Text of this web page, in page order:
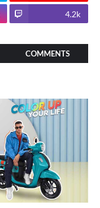
4.2k
COMMENTS